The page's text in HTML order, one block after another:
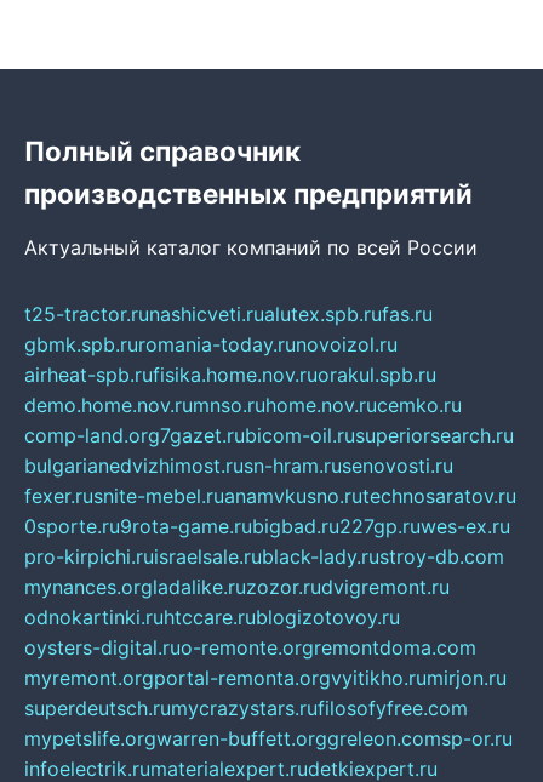
Полный справочник
производственных предприятий
Актуальный каталог компаний по всей России
t25-tractor.runashicveti.rualutex.spb.rufas.ru
gbmk.spb.ruromania-today.runovoizol.ru
airheat-spb.rufisika.home.nov.ruorakul.spb.ru
demo.home.nov.rumnso.ruhome.nov.rucemko.ru
comp-land.org7gazet.rubicom-oil.rusuperiorsearch.ru
bulgarianedvizhimost.rusn-hram.rusenovosti.ru
fexer.rusnite-mebel.ruanamvkusno.rutechnosaratov.ru
0sporte.ru9rota-game.rubigbad.ru227gp.ruwes-ex.ru
pro-kirpichi.ruisraelsale.rublack-lady.rustroy-db.com
mynances.orgladalike.ruzozor.rudvigremont.ru
odnokartinki.ruhtccare.rublogizotovoy.ru
oysters-digital.ruo-remonte.orgremontdoma.com
myremont.orgportal-remonta.orgvyitikho.rumirjon.ru
superdeutsch.rumycrazystars.rufilosofyfree.com
mypetslife.orgwarren-buffett.orggreleon.comsp-or.ru
infoelectrik.rumaterialexpert.rudetkiexpert.ru